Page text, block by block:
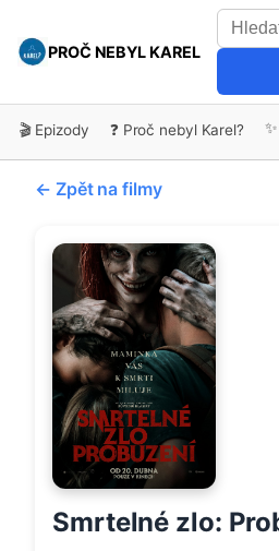
PROČ NEBYL KAREL
🎬 Epizody ❓ Proč nebyl Karel?
← Zpět na filmy
Smrtelné zlo: